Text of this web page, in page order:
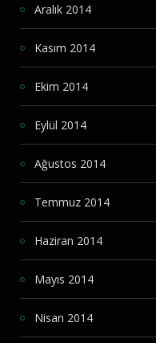
Aralık 2014
Kasım 2014
Ekim 2014
Eylül 2014
Ağustos 2014
Temmuz 2014
Haziran 2014
Mayıs 2014
Nisan 2014